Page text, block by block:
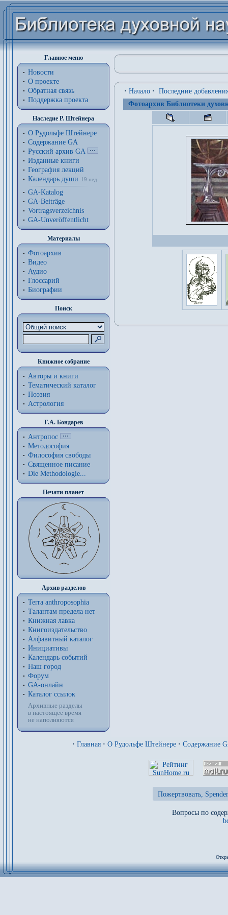
Главное меню
Новости
О проекте
Обратная связь
Поддержка проекта
Наследие Р. Штейнера
О Рудольфе Штейнере
Содержание GA
Русский архив GA
Изданные книги
География лекций
Календарь души
19 нед.
GA-Katalog
GA-Beiträge
Vortragsverzeichnis
GA-Unveröffentlicht
Материалы
Фотоархив
Видео
Аудио
Глоссарий
Биографии
Поиск
Книжное собрание
Авторы и книги
Тематический каталог
Поэзия
Астрология
Г.А. Бондарев
Антропос
Методософия
Философия cвободы
Священное писание
Die Methodologie...
Печати планет
Архив разделов
Terra anthroposophia
Талантам предела нет
Книжная лавка
Книгоиздательство
Алфавитный каталог
Инициативы
Календарь событий
Наш город
Форум
GA-онлайн
Каталог ссылок
Архивные разделы
в настоящее время
не наполняются
· Начало · Последние
Фотоархив Библиотеки
· Главная · О Рудольфе Штейнере · Содержание
Пожертвовать,
Вопросы по